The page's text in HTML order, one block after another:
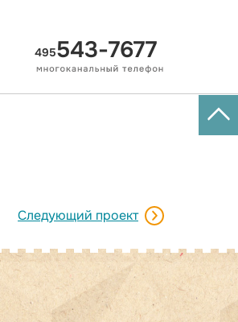
495543-7677
Следующий проект